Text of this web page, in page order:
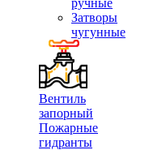
ручные
Затворы
чугунные
Вентиль
запорный
Пожарные
гидранты